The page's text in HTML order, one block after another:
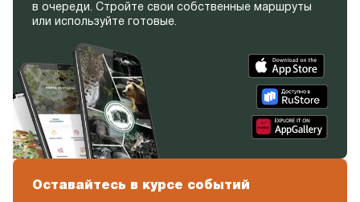
в очереди. Стройте свои собственные маршруты
или используйте готовые.
Оставайтесь в курсе событий